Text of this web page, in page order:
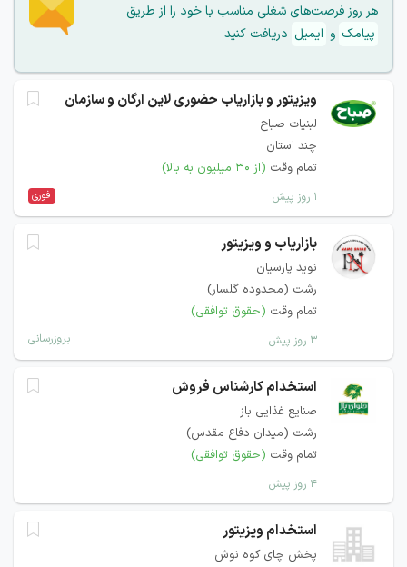
هر روز فرصت‌های شغلی مناسب با خود را از طریق
پیامک و ایمیل دریافت کنید
ویزیتور و بازاریاب حضوری لاین ارگان و سازمان
لبنیات صباح
چند استان
تمام وقت (از ۳۰ میلیون به بالا)
۱ روز پیش فوری
بازاریاب و ویزیتور
نوید پارسیان
رشت (محدوده گلسار)
تمام وقت (حقوق توافقی)
۳ روز پیش بروزرسانی
استخدام کارشناس فروش
صنایع غذایی باز
رشت (میدان دفاع مقدس)
تمام وقت (حقوق توافقی)
۴ روز پیش
استخدام ویزیتور
پخش چای کوه نوش